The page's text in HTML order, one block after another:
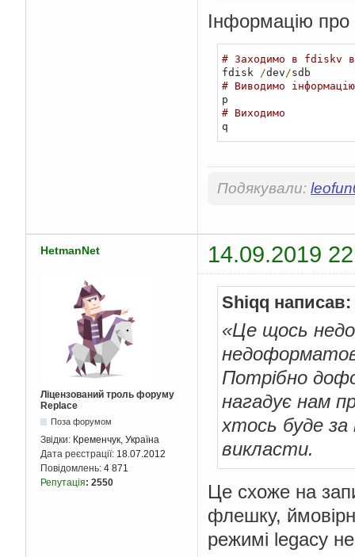
Інформацію про
# Заходимо в fdiskv
fdisk
/dev /
# Виводимо
# Виходимо
q
Подякували:
HetmanNet 14.09.2019
Ліцензований троль форуму
Replace
Поза форумом
Звідки: Кременчук, Україна
Дата реєстрації: 18.07.2012
Повідомлень: 4 871
Репутація: 2550
Shiqq написав:
«Це щось
Потрібно
нагадує нам
хтось буде
викласти.
Це схоже на
флешку,
режимі legacy